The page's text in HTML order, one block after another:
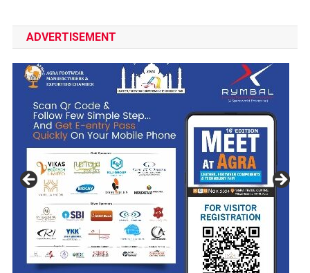
ADVERTISEMENT